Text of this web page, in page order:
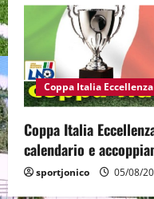
Coppa Italia Eccellenza
Coppa Italia
calendario e
sportjonico 05/08/